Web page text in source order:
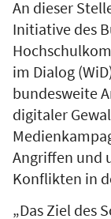
An dieser
Initiative des
im Dialog
bundesweite
digitaler
Angriffen und
Konflikten in
„Das Ziel des